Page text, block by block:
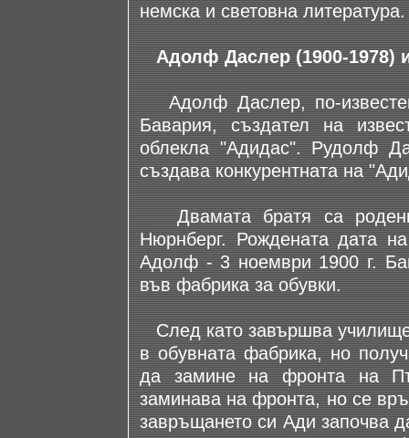
немска и световна литература.
Адолф Даслер (1900-1978)
Адолф Даслер, по-
Бавария, създател на
облекла "Адидас". Рудолф
създава конкурентната на
Двамата братя са родени
Нюрнберг. Рождената дата
Адолф - 3 ноември 1900 г.
във фабрика за обувки.
След като завършва
в обувната фабрика, но
да замине на фронта на
заминава на фронта, но се
завръщането си Ади започва